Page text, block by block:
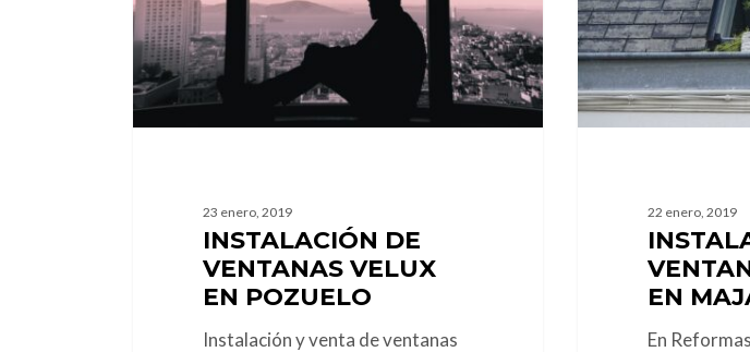
Pozuelo
23 enero, 2019
INSTALACIÓN DE
VENTANAS VELUX
EN POZUELO
Instalación y venta de ventanas
Majadahonda
22 enero, 2019
EN
En